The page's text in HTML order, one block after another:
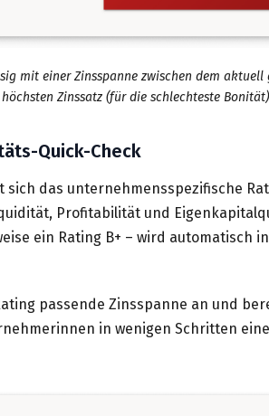
mit einer Zinsspanne zwischen dem aktuell
Zinssatz (für die schlechteste
Quick-Check
sich das unternehmensspezifische
Profitabilität und
ein Rating B+ – wird automatisch
passende Zinsspanne an und
in wenigen Schritten